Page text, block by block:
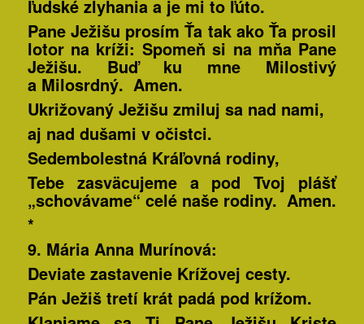
ľudské zlyhania a je mi to ľúto.
Pane Ježišu prosím Ťa tak ako Ťa prosil
lotor na kríži: Spomeň si na mňa Pane
Ježišu. Buď ku mne Milostivý
a Milosrdný. Amen.
Ukrižovaný Ježišu zmiluj sa nad nami,
aj nad dušami v očistci.
Sedembolestná Kráľovná rodiny,
Tebe zasväcujeme a pod Tvoj plášť
„schovávame“ celé naše rodiny. Amen.
*
9. Mária AnnaMurínová:
Deviate zastavenie Krížovej cesty.
Pán Ježiš tretí krát padá pod krížom.